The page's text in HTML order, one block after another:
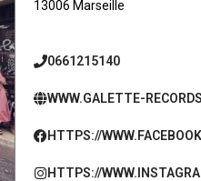
13006 Marseille
0661215140
WWW.GALETTE-
HTTPS://
HTTPS://